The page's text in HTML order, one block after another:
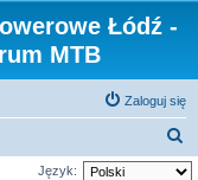
Łódź -
MTB
Zaloguj się
z
Język: